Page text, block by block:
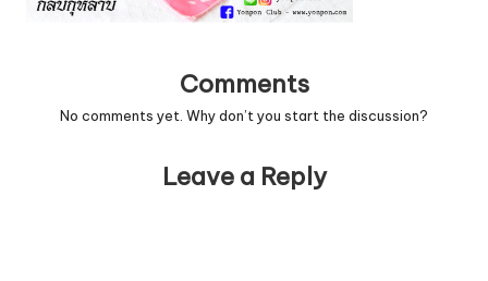
Comments
No comments yet. Why don’t you start the discussion?
Leave a Reply